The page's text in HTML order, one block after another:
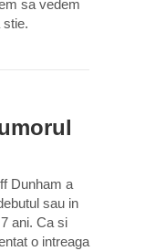
sa vedem
stie.
Dunham a
sau in
ani. Ca si
o intreaga